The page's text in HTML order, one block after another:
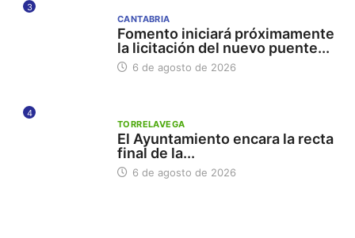
3
CANTABRIA
Fomento iniciará próximamente
la licitación del nuevo puente...
6 de agosto de 2026
4
TORRELAVEGA
El Ayuntamiento encara la recta
final de la...
6 de agosto de 2026